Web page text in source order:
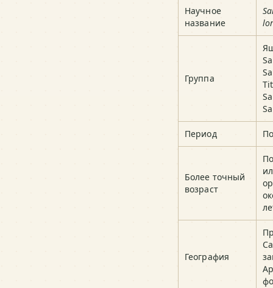
Научное
название
Группа
Период
Более точный
возраст
География